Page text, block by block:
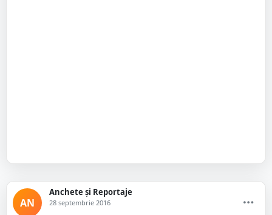
AN
Anchete și Reportaje
28 septembrie 2016